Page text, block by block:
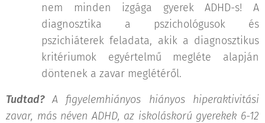
nem minden izgága gyerek ADHD-s! A
diagnosztika a pszichológusok és
pszichiáterek feladata, akik a diagnosztikus
kritériumok egyértelmű megléte alapján
döntenek a zavar meglétéről.
Tudtad?A figyelemhiányos hiányos hiperaktivitási
zavar, más néven ADHD, az iskoláskorú gyerekek 6-12